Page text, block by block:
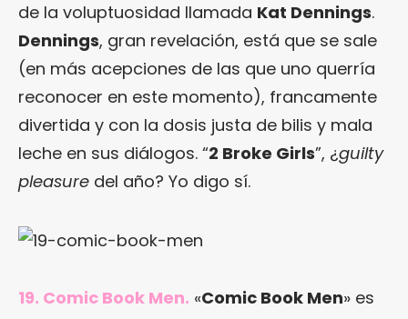
de la voluptuosidad llamada Kat Dennings.
Dennings, gran revelación, está que se sale
(en más acepciones de las que uno querría
reconocer en este momento), francamente
divertida y con la dosis justa de bilis y mala
leche en sus diálogos. “2 Broke Girls”, ¿guilty
pleasure del año? Yo digo sí.
19. Comic Book Men. «Comic Book Men» es